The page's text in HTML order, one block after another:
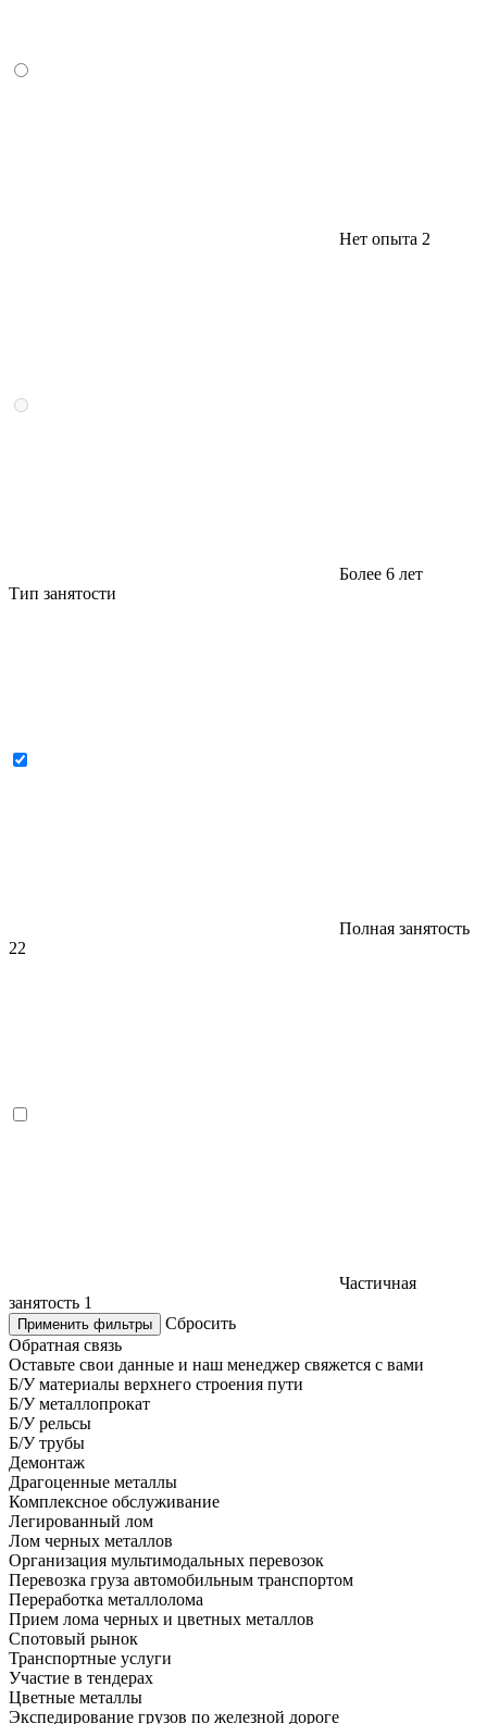
Нет опыта 2
Более 6 лет
Тип занятости
Полная занятость
22
Частичная
занятость 1
Применить фильтры
Сбросить
Обратная связь
Оставьте свои данные и наш менеджер свяжется с вами
Б/У материалы верхнего строения пути
Б/У металлопрокат
Б/У рельсы
Б/У трубы
Демонтаж
Драгоценные металлы
Комплексное обслуживание
Легированный лом
Лом черных металлов
Организация мультимодальных перевозок
Перевозка груза автомобильным транспортом
Переработка металлолома
Прием лома черных и цветных металлов
Спотовый рынок
Транспортные услуги
Участие в тендерах
Цветные металлы
Экспедирование грузов по железной дороге